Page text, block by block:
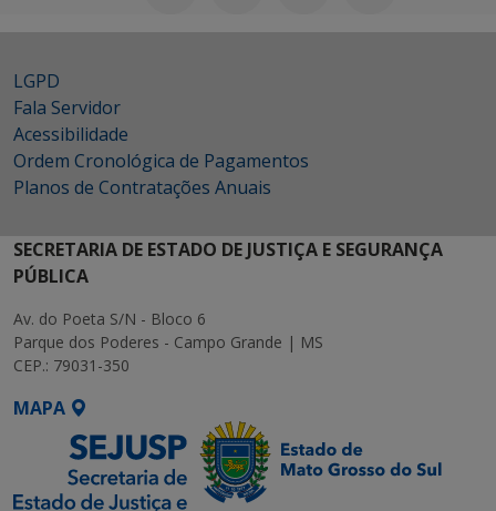
LGPD
Fala Servidor
Acessibilidade
Ordem Cronológica de Pagamentos
Planos de Contratações Anuais
SECRETARIA DE ESTADO DE JUSTIÇA E SEGURANÇA
PÚBLICA
Av. do Poeta S/N - Bloco 6
Parque dos Poderes - Campo Grande | MS
CEP.: 79031-350
MAPA